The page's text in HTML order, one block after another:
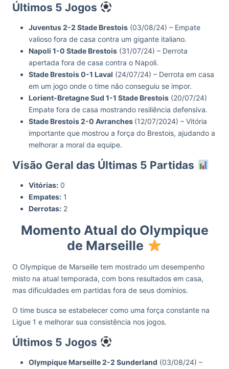
Últimos 5 Jogos
Juventus 2-2 Stade Brestois (03/08/24) – Empate
valioso fora de casa contra um gigante italiano.
Napoli 1-0 Stade Brestois (31/07/24) – Derrota
apertada fora de casa contra o Napoli.
Stade Brestois 0-1 Laval (24/07/24) – Derrota em casa
em um jogo onde o time não conseguiu se impor.
Lorient-Bretagne Sud 1-1 Stade Brestois (20/07/24)
Empate fora de casa mostrando resiliência defensiva.
Stade Brestois 2-0 Avranches (12/07/2024) – Vitória
importante que mostrou a força do Brestois, ajudando a
melhorar a moral da equipe.
Visão Geral das Últimas 5 Partidas
Vitórias: 0
Empates: 1
Derrotas: 2
Momento Atual do Olympique
de Marseille
O Olympique de Marseille tem mostrado um desempenho
misto na atual temporada, com bons resultados em casa,
mas dificuldades em partidas fora de seus domínios.
O time busca se estabelecer como uma força constante na
Ligue 1 e melhorar sua consistência nos jogos.
Últimos 5 Jogos
Olympique Marseille 2-2 Sunderland (03/08/24) –